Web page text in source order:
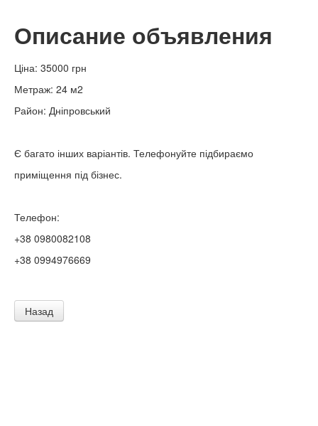
Описание объявления
Ціна: 35000 грн
Метраж: 24 м2
Район: Дніпровський
Є багато інших варіантів. Телефонуйте підбираємо
приміщення під бізнес.
Телефон:
+38 0980082108
+38 0994976669
Назад